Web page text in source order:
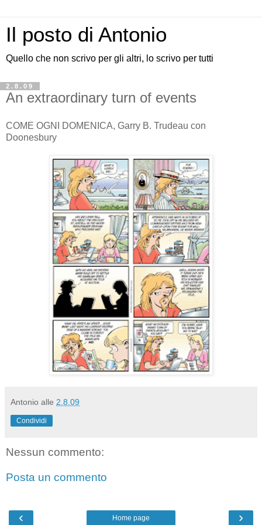
Il posto di Antonio
Quello che non scrivo per gli altri, lo scrivo per tutti
2.8.09
An extraordinary turn of events
COME OGNI DOMENICA, Garry B. Trudeau con
Doonesbury
Antonio alle 2.8.09
Condividi
Nessun commento:
Posta un commento
‹ ›
Home page